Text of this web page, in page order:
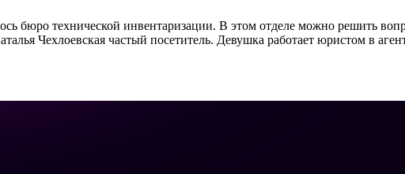
бюро технической инвентаризации. В этом отделе можно решить
Чехлоевская частый посетитель. Девушка работает юристом в